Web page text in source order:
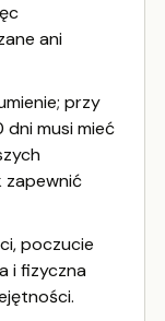
ani
przy
dni musi mieć
zapewnić
poczucie
i fizyczna